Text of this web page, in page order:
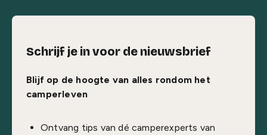
Schrijf je in voor de nieuwsbrief
Blijf op de hoogte van alles rondom het
camperleven
Ontvang tips van dé camperexperts van